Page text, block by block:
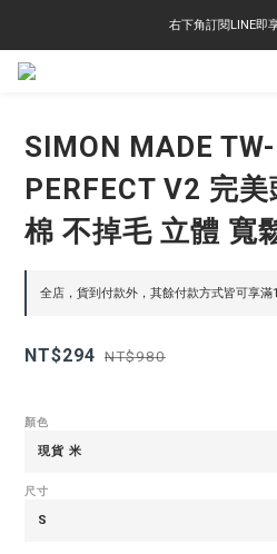
右下角訂閱LINE即
右下角訂閱LINE即
TS-2618 涼感短T 多版型選擇,涼感優惠 單
SIMON MADE
PERFECT V2 完
棉 不掉毛 立體 寬
全店，貨到付款外，其餘付款方式皆可享滿
NT$294 NT$980
顏色
尺寸